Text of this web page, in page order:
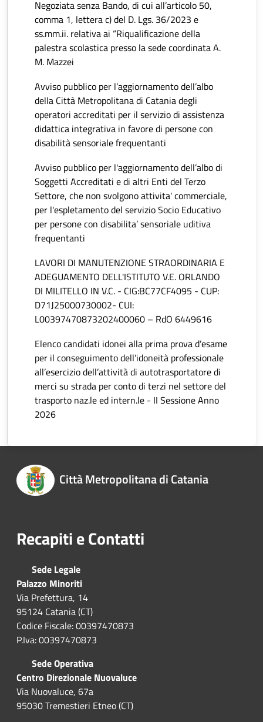
Negoziata senza Bando, di cui all’articolo 50,
comma 1, lettera c) del D. Lgs. 36/2023 e
ss.mm.ii. relativa ai “Riqualificazione della
palestra scolastica presso la sede coordinata A.
M. Mazzei
Avviso pubblico per l’aggiornamento dell’albo
della Città Metropolitana di Catania degli
operatori accreditati per il servizio di assistenza
didattica integrativa in favore di persone con
disabilità sensoriale frequentanti
Avviso pubblico per l'aggiornamento dell’albo di
Soggetti Accreditati e di altri Enti del Terzo
Settore, che non svolgono attivita' commerciale,
per l'espletamento del servizio Socio Educativo
per persone con disabilita’ sensoriale uditiva
frequentanti
LAVORI DI MANUTENZIONE STRAORDINARIA E
ADEGUAMENTO DELL'ISTITUTO V.E. ORLANDO
DI MILITELLO IN V.C. - CIG:BC77CF4095 - CUP:
D71J25000730002- CUI:
L00397470873202400060 – RdO 6449616
Elenco candidati idonei alla prima prova d’esame
per il conseguimento dell’idoneità professionale
all’esercizio dell’attività di autotrasportatore di
merci su strada per conto di terzi nel settore del
trasporto naz.le ed intern.le - II Sessione Anno
2026
Città Metropolitana di Catania
Recapiti e Contatti
Sede Legale
Palazzo Minoriti
Via Prefettura, 14
95124 Catania (CT)
Codice Fiscale: 00397470873
P.Iva: 00397470873
Sede Operativa
Centro Direzionale Nuovaluce
Via Nuovaluce, 67a
95030 Tremestieri Etneo (CT)